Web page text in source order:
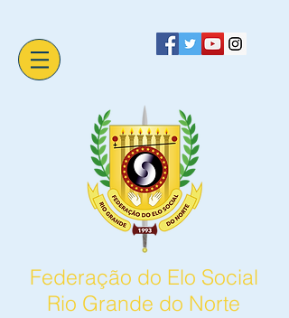
Federação do Elo Social
Rio Grande do Norte